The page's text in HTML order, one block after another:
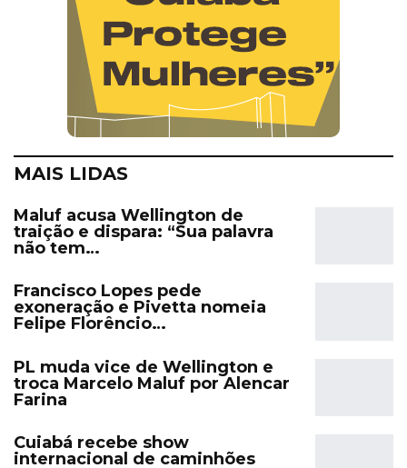
MAIS LIDAS
Maluf acusa Wellington de
traição e dispara: “Sua palavra
não tem…
Francisco Lopes pede
exoneração e Pivetta nomeia
Felipe Florêncio…
PL muda vice de Wellington e
troca Marcelo Maluf por Alencar
Farina
Cuiabá recebe show
internacional de caminhões